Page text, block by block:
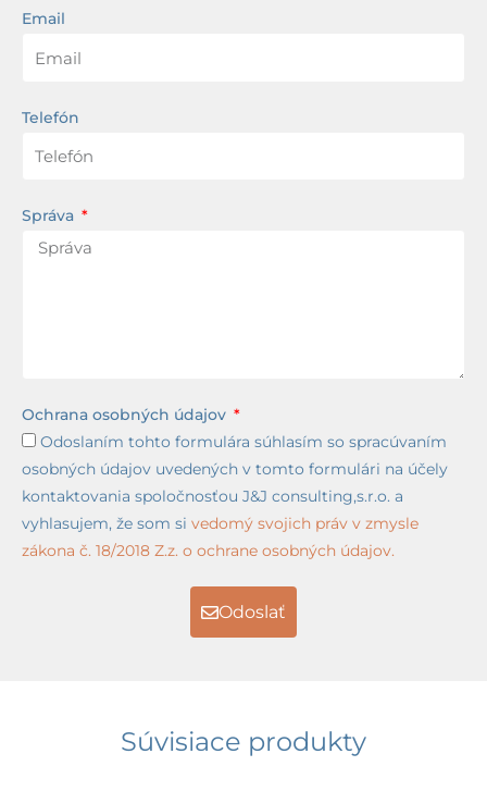
Email
Telefón
Správa
Ochrana osobných údajov
Odoslaním tohto formulára súhlasím so spracúvaním
osobných údajov uvedených v tomto formulári na účely
kontaktovania spoločnosťou J&J consulting,s.r.o. a
vyhlasujem, že som si vedomý svojich práv v zmysle
zákona č. 18/2018 Z.z. o ochrane osobných údajov.
Odoslať
Súvisiace produkty